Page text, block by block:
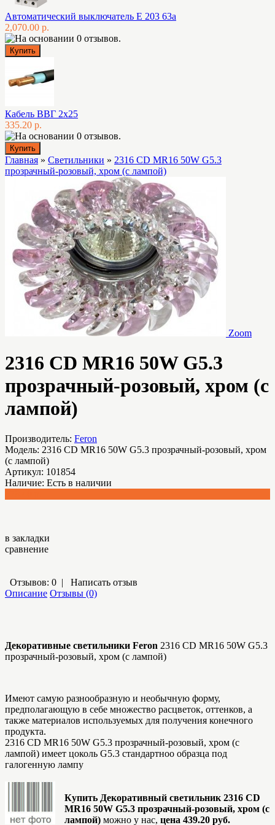
Автоматический выключатель E 203 63а
2,070.00 р.
Кабель ВВГ 2х25
335.20 р.
Главная » Светильники » 2316 CD MR16 50W G5.3
прозрачный-розовый, хром (с лампой)
Zoom
2316 CD MR16 50W G5.3
прозрачный-розовый, хром (с
лампой)
Производитель: Feron
Модель: 2316 CD MR16 50W G5.3 прозрачный-розовый, хром
(с лампой)
Артикул: 101854
Наличие: Есть в наличии
в закладки
сравнение
Отзывов: 0 | Написать отзыв
Описание Отзывы (0)
Декоративные светильники Feron 2316 CD MR16 50W G5.3
прозрачный-розовый, хром (с лампой)
Имеют самую разнообразную и необычную форму,
предполагающую в себе множество расцветок, оттенков, а
также материалов используемых для получения конечного
продукта.
2316 CD MR16 50W G5.3 прозрачный-розовый, хром (с
лампой) имеет цоколь G5.3 стандартноо образца под
галогенную лампу
Купить Декоративный светильник 2316 CD
MR16 50W G5.3 прозрачный-розовый, хром (с
лампой) можно у нас, цена 439.20 руб.